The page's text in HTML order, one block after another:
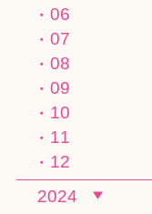
06
07
08
09
10
11
12
2024